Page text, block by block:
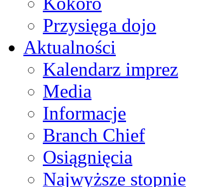
Przysięga dojo
Aktualności
Kalendarz imprez
Media
Informacje
Branch Chief
Osiągnięcia
Najwyższe stopnie